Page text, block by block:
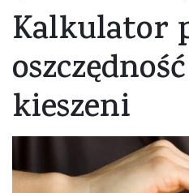
Kalkulator
kieszeni